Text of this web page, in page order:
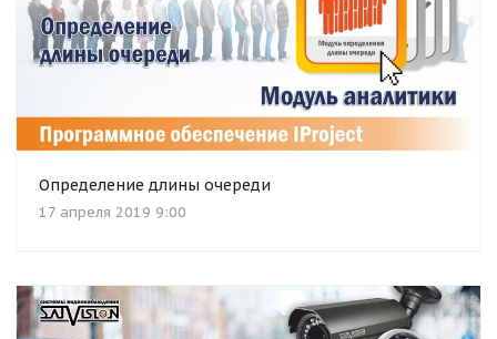
Определение длины очереди
17 апреля 2019 9:00